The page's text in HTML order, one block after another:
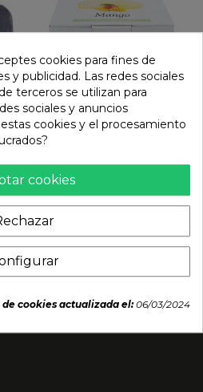
Mochi de Mango
(MOTIKO) 528g
(44gx12ud)
20,55 €
cookies para fines de
y publicidad. Las redes sociales
terceros se utilizan para
sociales y anuncios
cookies y el procesamiento
cookies
cookies actualizada el:06/03/2024